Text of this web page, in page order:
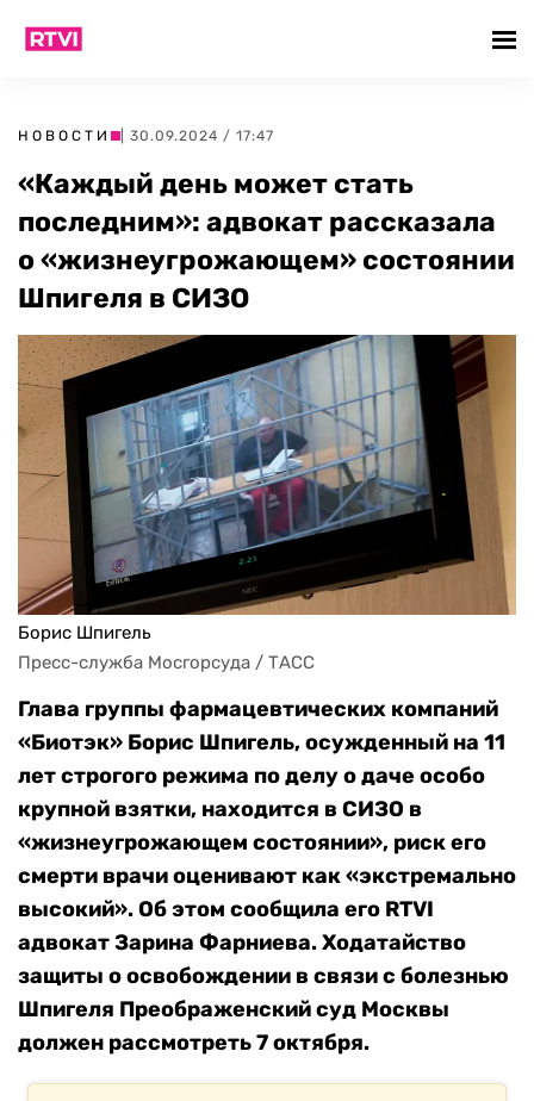
НОВОСТИ | 30.09.2024 / 17:47
«Каждый день может стать
последним»: адвокат рассказала
о «жизнеугрожающем» состоянии
Шпигеля в СИЗО
Борис Шпигель
Пресс-служба Мосгорсуда / ТАСС
Глава группы фармацевтических компаний
«Биотэк» Борис Шпигель, осужденный на 11
лет строгого режима по делу о даче особо
крупной взятки, находится в СИЗО в
«жизнеугрожающем состоянии», риск его
смерти врачи оценивают как «экстремально
высокий». Об этом сообщила его RTVI
адвокат Зарина Фарниева. Ходатайство
защиты о освобождении в связи с болезнью
Шпигеля Преображенский суд Москвы
должен рассмотреть 7 октября.